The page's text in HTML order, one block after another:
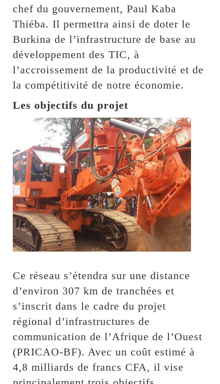
chef du gouvernement, Paul Kaba
Thiéba. Il permettra ainsi de doter le
Burkina de l’infrastructure de base au
développement des TIC, à
l’accroissement de la productivité et de
la compétitivité de notre économie.
Les objectifs du projet
Ce réseau s’étendra sur une distance
d’environ 307 km de tranchées et
s’inscrit dans le cadre du projet
régional d’infrastructures de
communication de l’Afrique de l’Ouest
(PRICAO-BF). Avec un coût estimé à
4,8 milliards de francs CFA, il vise